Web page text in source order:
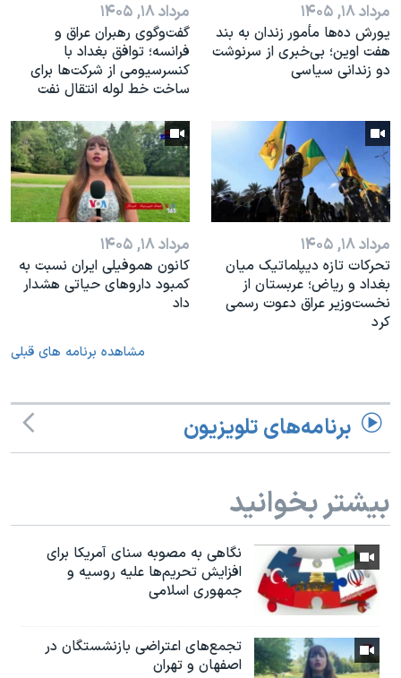
مرداد ۱۸, ۱۴۰۵
یورش ده‌ها مأمور زندان به بند
هفت اوین؛ بی‌خبری از سرنوشت
دو زندانی سیاسی
مرداد ۱۸, ۱۴۰۵
گفت‌وگوی رهبران عراق و
فرانسه؛ توافق بغداد با
کنسرسیومی از شرکت‌ها برای
ساخت خط لوله انتقال نفت
مرداد ۱۸, ۱۴۰۵
تحرکات تازه دیپلماتیک میان
بغداد و ریاض؛ عربستان از
نخست‌وزیر عراق دعوت رسمی
کرد
مرداد ۱۸, ۱۴۰۵
کانون هموفیلی ایران نسبت به
کمبود داروهای حیاتی هشدار
داد
مشاهده برنامه های قبلی
برنامه‌های تلویزیون
بیشتر بخوانید
نگاهی به مصوبه سنای آمریکا برای
افزایش تحریم‌ها علیه روسیه و
جمهوری اسلامی
تجمع‌های اعتراضی بازنشستگان در
اصفهان و تهران